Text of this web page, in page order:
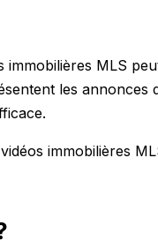
MLS
les annonces
immobilières